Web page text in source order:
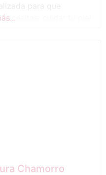
para que
cuidar tu piel,
Chamorro